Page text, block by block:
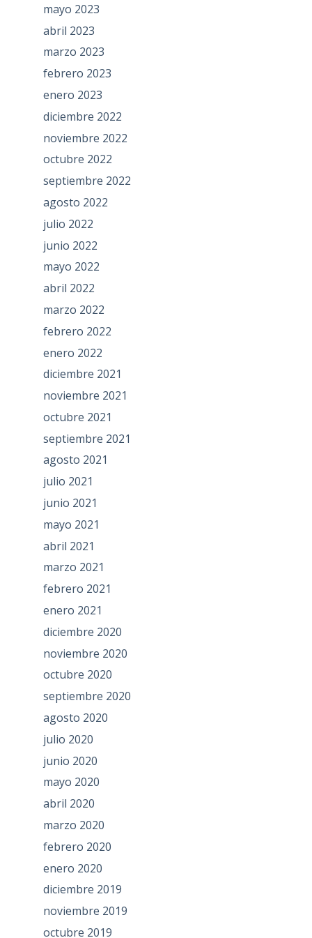
mayo 2023
abril 2023
marzo 2023
febrero 2023
enero 2023
diciembre 2022
noviembre 2022
octubre 2022
septiembre 2022
agosto 2022
julio 2022
junio 2022
mayo 2022
abril 2022
marzo 2022
febrero 2022
enero 2022
diciembre 2021
noviembre 2021
octubre 2021
septiembre 2021
agosto 2021
julio 2021
junio 2021
mayo 2021
abril 2021
marzo 2021
febrero 2021
enero 2021
diciembre 2020
noviembre 2020
octubre 2020
septiembre 2020
agosto 2020
julio 2020
junio 2020
mayo 2020
abril 2020
marzo 2020
febrero 2020
enero 2020
diciembre 2019
noviembre 2019
octubre 2019